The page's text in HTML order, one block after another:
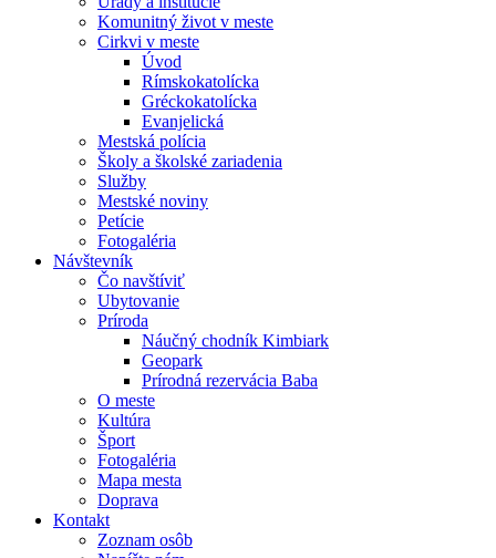
Komunitný život v meste
Cirkvi v meste
Úvod
Rímskokatolícka
Gréckokatolícka
Evanjelická
Mestská polícia
Školy a školské zariadenia
Služby
Mestské noviny
Petície
Fotogaléria
Návštevník
Čo navštíviť
Ubytovanie
Príroda
Náučný chodník Kimbiark
Geopark
Prírodná rezervácia Baba
O meste
Kultúra
Šport
Fotogaléria
Mapa mesta
Doprava
Kontakt
Zoznam osôb